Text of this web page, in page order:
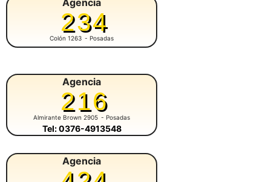
234
Colón 1263 - Posadas
Agencia
216
Almirante Brown 2905 - Posadas
Tel: 0376-4913548
Agencia